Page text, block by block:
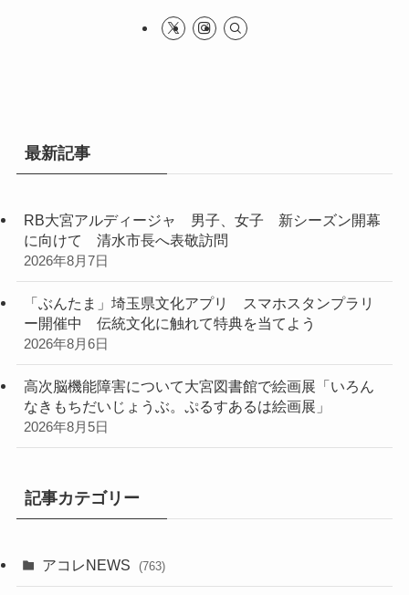
最新記事
RB大宮アルディージャ 男子、女子 新シーズン開幕
に向けて 清水市長へ表敬訪問
2026年8月7日
「ぶんたま」埼玉県文化アプリ スマホスタンプラリ
ー開催中 伝統文化に触れて特典を当てよう
2026年8月6日
高次脳機能障害について大宮図書館で絵画展「いろん
なきもちだいじょうぶ。ぷるすあるは絵画展」
2026年8月5日
記事カテゴリー
アコレNEWS (763)